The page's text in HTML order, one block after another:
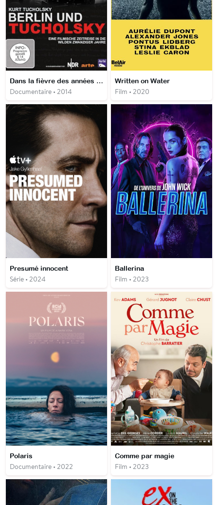
Dans la fièvre des années 20 Le Berlin de Tucholsky
Documentaire • 2014
Written on Water
Film • 2020
Presumé innocent
Série • 2024
Ballerina
Film • 2023
Polaris
Documentaire • 2022
Comme par magie
Film • 2023